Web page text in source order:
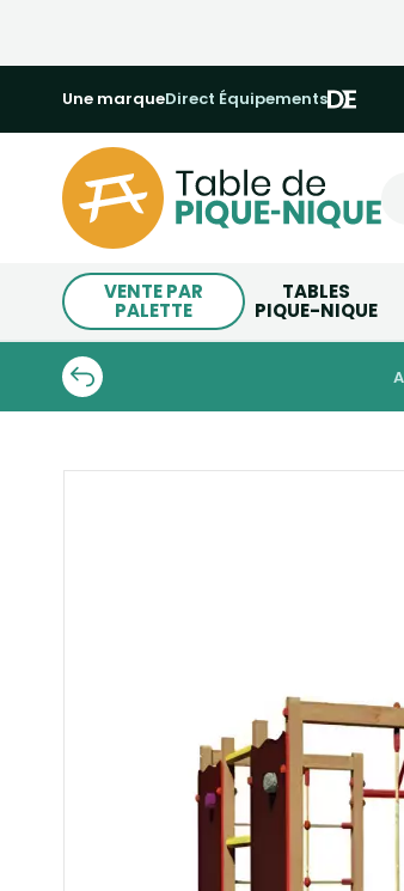
Une marqueDirect Équipements
VENTE PAR
PALETTE
TABLES
PIQUE-NIQUE